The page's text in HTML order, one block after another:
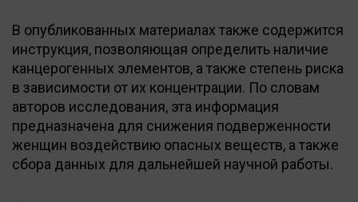
В опубликованных материалах также содержится
инструкция, позволяющая определить наличие
канцерогенных элементов, а также степень риска
в зависимости от их концентрации. По словам
авторов исследования, эта информация
предназначена для снижения подверженности
женщин воздействию опасных веществ, а также
сбора данных для дальнейшей научной работы.